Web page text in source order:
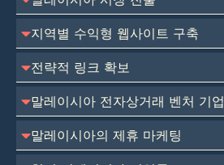
지역별 수익형 웹사이트 구축
전략적 링크 확보
말레이시아 전자상거래 벤처 기업
말레이시아의 제휴 마케팅